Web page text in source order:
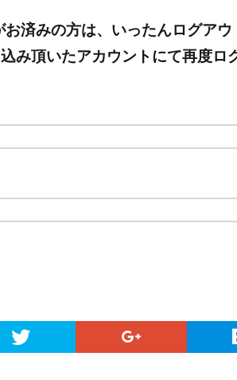
済みの方は、いったんログアウ
み頂いたアカウントにて再度ロ